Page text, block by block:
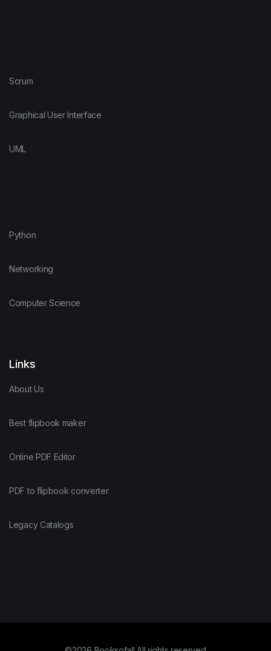
Scrum
Graphical User Interface
UML
Python
Networking
Computer Science
Links
About Us
Best flipbook maker
Online PDF Editor
PDF to flipbook converter
Legacy Catalogs